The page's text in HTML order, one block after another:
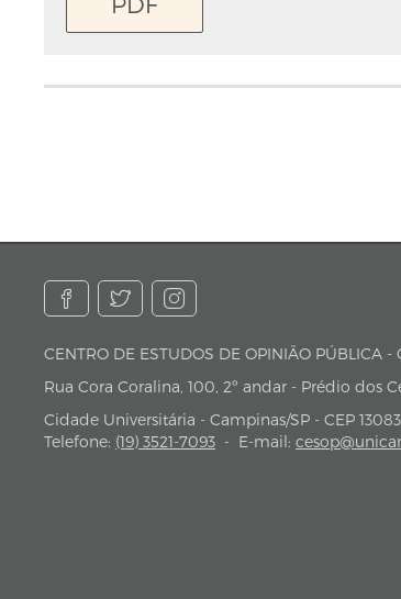
endereço
CENTRO DE ESTUDOS DE OPINIÃO
Rua Cora Coralina, 100, 2º andar - Prédio dos
Cidade Universitária - Campinas/SP - CEP
Telefone: (19) 3521-7093 - E-mail: